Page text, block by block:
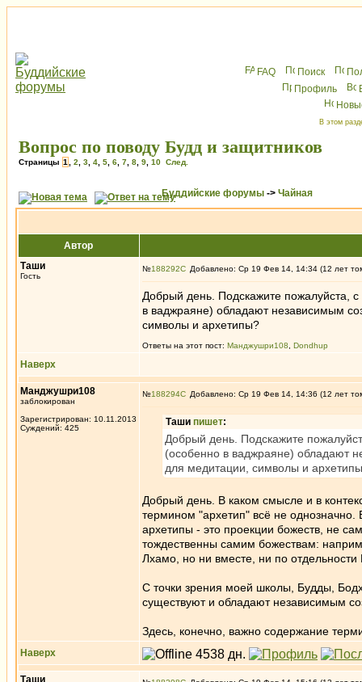
FAQ Поиск
Профиль
В этом
Вопрос по поводу Будд и защитников
Страницы 1 2 3 4 5 6 7 8 9 10 След.
Буддийские форумы -> Чайная
Автор
Таши
Гость
№188292 Добавлено: Ср 19 Фев 14, 14:34 (12 лет
Добрый день. Подскажите пожалуйста,
в ваджраяне) обладают независимым
символы и архетипы?
Ответы на этот пост: Манджушри108 Dondhup
Наверх
Манджушри108
заблокирован
Зарегистрирован: 10.11.2013
Суждений: 425
№188294 Добавлено: Ср 19 Фев 14, 14:36 (12 лет
Таши пишет:
Добрый день. Подскажите
(особенно в ваджраяне) обладают
для медитации, символы и
Добрый день. В каком смысле и в
термином "архетип" всё не однозначно.
архетипы - это проекции божеств, не
тождественны самим божествам:
Лхамо, но ни вместе, ни по
С точки зрения моей школы, Будды,
существуют и обладают независимым
Здесь, конечно, важно содержание
Наверх
Таши